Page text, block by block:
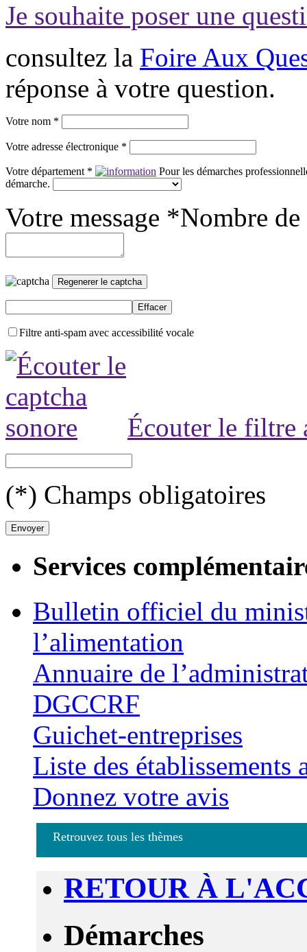
Je souhaite poser une
consultez la Foire Aux
réponse à votre question.
Votre nom *
Votre adresse électronique *
Votre département *
Pour les démarches
démarche.
Votre message *Nombre
Filtre anti-spam avec accessibilité vocale
Écouter le filtre
(*) Champs obligatoires
Services
Bulletin officiel du
l’alimentation
Annuaire de
DGCCRF
Guichet-entreprises
Liste des établissements
Donnez votre avis
Retrouvez tous les thèmes
RETOUR À
Démarches